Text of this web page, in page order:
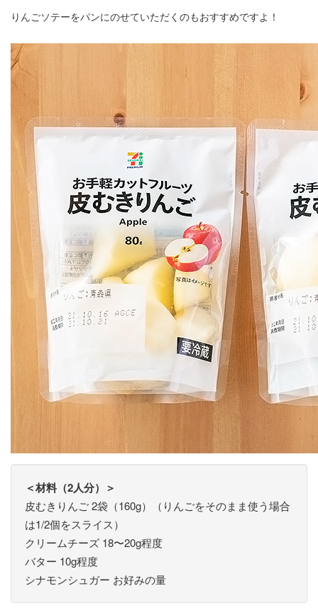
りんごソテーをパンにのせていただくのもおすすめですよ！
＜材料（2人分）＞
皮むきりんご 2袋（160g）（りんごをそのまま使う場合
は1/2個をスライス）
クリームチーズ 18〜20g程度
バター 10g程度
シナモンシュガー お好みの量